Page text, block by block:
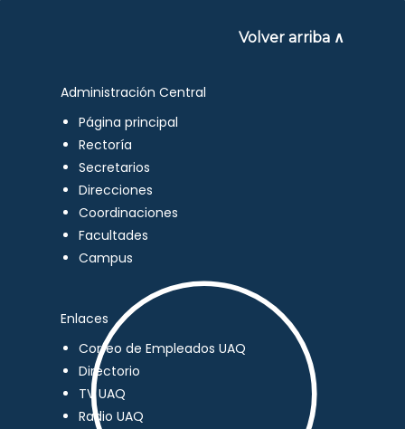
Volver arriba ∧
Administración Central
Página principal
Rectoría
Secretarios
Direcciones
Coordinaciones
Facultades
Campus
Enlaces
Correo de Empleados UAQ
Directorio
TV UAQ
Radio UAQ